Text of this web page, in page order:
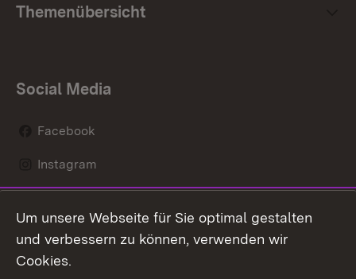
Themenübersicht
Social Media
Facebook
Instagram
Mastodon
Youtube
Um unsere Webseite für Sie optimal gestalten
und verbessern zu können, verwenden wir
Cookies.